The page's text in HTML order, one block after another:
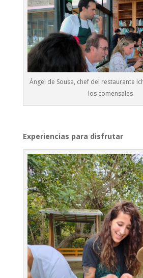
Ángel de Sousa, chef del restaurante
los comensales
Experiencias para disfrutar